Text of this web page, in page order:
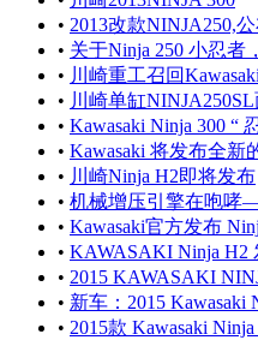
• 2013改款NINJA250,
• 关于Ninja 250 小忍者
• 川崎重工召回
• 川崎单缸
• Kawasaki Ninja 300 “
• Kawasaki 将发布全新
• 川崎Ninja H2即将发布
• 机械增压引擎在咆哮
• Kawasaki官方发布
• KAWASAKI Ninja H2
• 2015 KAWASAKI
• 新车：2015 Kawasaki
• 2015款 Kawasaki